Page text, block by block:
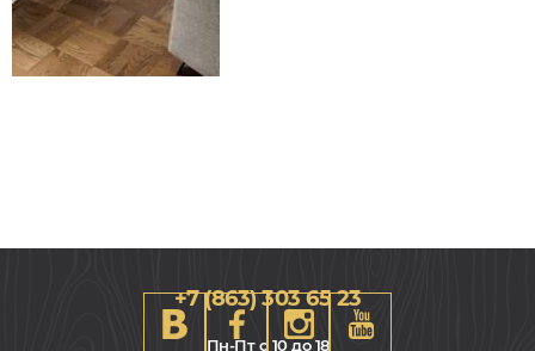
+7 (863) 303 65 23
Пн-Пт с 10 до 18